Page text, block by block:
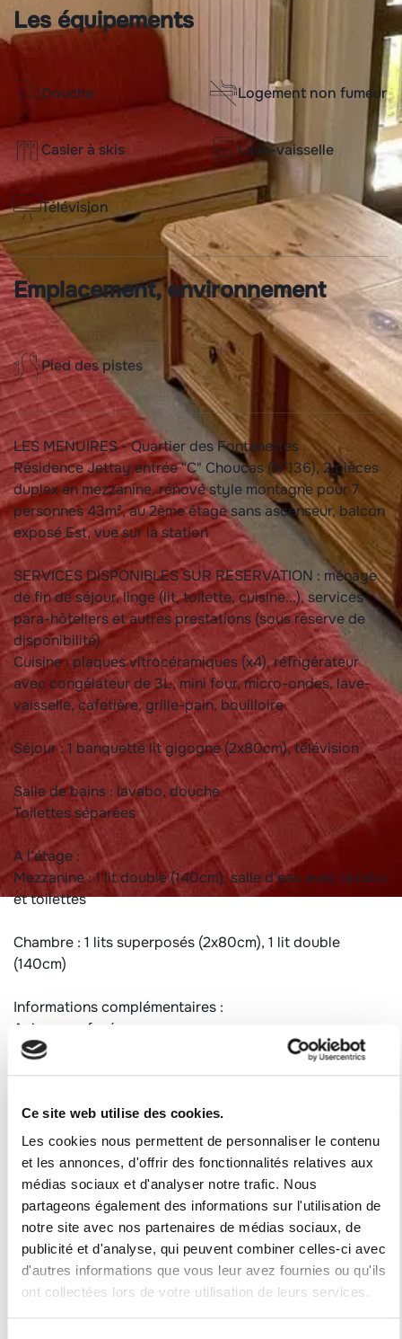
Ce site web utilise des cookies.
Les cookies nous permettent de personnaliser le contenu
et les annonces, d'offrir des fonctionnalités relatives aux
médias sociaux et d'analyser notre trafic. Nous
partageons également des informations sur l'utilisation de
notre site avec nos partenaires de médias sociaux, de
publicité et d'analyse, qui peuvent combiner celles-ci avec
d'autres informations que vous leur avez fournies ou qu'ils
ont collectées lors de votre utilisation de leurs services.
Les équipements
Douche Logement non fumeur
Casier à skis Lave-vaisselle
Télévision
Emplacement, environnement
Pied des pistes
LES MENUIRES - Quartier des Fontanettes
Résidence Jettay entrée "C" Choucas (N°136), 2 pièces
duplex en mezzanine, rénové style montagne pour 7
personnes 43m², au 2ème étage sans ascenseur, balcon
exposé Est, vue sur la station
SERVICES DISPONIBLES SUR RESERVATION : ménage
de fin de séjour, linge (lit, toilette, cuisine...), services
para-hôteliers et autres prestations (sous réserve de
disponibilité).
Cuisine : plaques vitrocéramiques (x4), réfrigérateur
avec congélateur de 3L, mini four, micro-ondes, lave-
vaisselle, cafetière, grille-pain, bouilloire
Séjour : 1 banquette lit gigogne (2x80cm), télévision
Salle de bains : lavabo, douche
Toilettes séparées
A l'étage :
Mezzanine : 1 lit double (140cm), salle d'eau avec lavabo
et toilettes
Chambre : 1 lits superposés (2x80cm), 1 lit double
(140cm)
Informations complémentaires :
Animaux refusés
Appartement non fumeur
Équipé de couettes 2 doubles, 1 simple et de
Casier à ski N°136
Catégorie : CONFORT
Label qualité station : 2 flocons "Argent"
Numéro d'enregistrement
73257002455DP